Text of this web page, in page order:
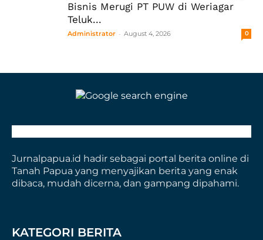
Bisnis Merugi PT PUW di Weriagar
Teluk...
Administrator - August 4, 2026 0
Jurnalpapua.id hadir sebagai portal berita online di
Tanah Papua yang menyajikan berita yang enak
dibaca, mudah dicerna, dan gampang dipahami.
KATEGORI BERITA